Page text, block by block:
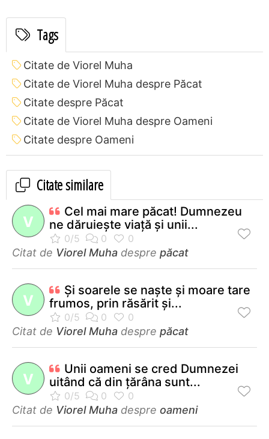
Tags
Citate de Viorel Muha
Citate de Viorel Muha despre Păcat
Citate despre Păcat
Citate de Viorel Muha despre Oameni
Citate despre Oameni
Citate similare
V
Cel mai mare păcat! Dumnezeu
ne dăruieşte viaţă şi unii...
Citat de Viorel Muha despre păcat
V
Şi soarele se naşte şi moare tare
frumos, prin răsărit şi...
Citat de Viorel Muha despre păcat
V
Unii oameni se cred Dumnezei
uitând că din ţărâna sunt...
Citat de Viorel Muha despre oameni